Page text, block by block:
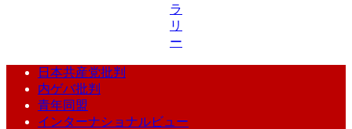
ラ
リ
ー
日本共産党批判
内ゲバ批判
青年同盟
インターナショナルビュー